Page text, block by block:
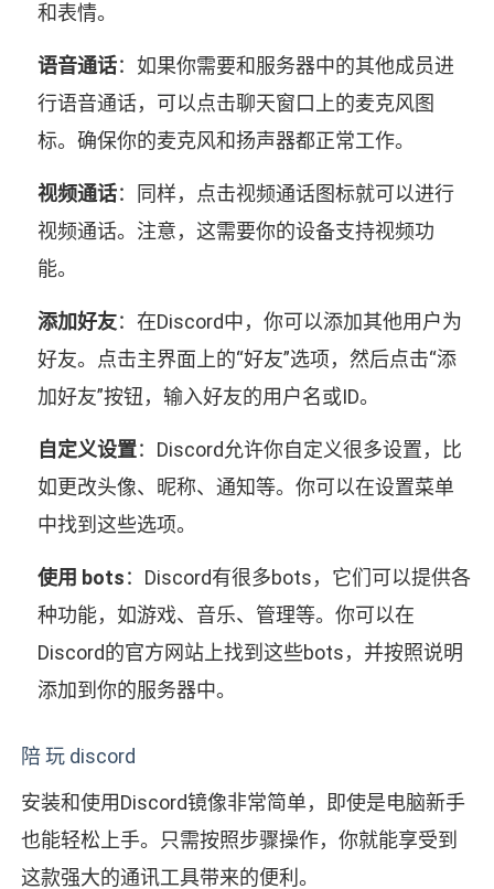
和表情。
语音通话：如果你需要和服务器中的其他成员进
行语音通话，可以点击聊天窗口上的麦克风图
标。确保你的麦克风和扬声器都正常工作。
视频通话：同样，点击视频通话图标就可以进行
视频通话。注意，这需要你的设备支持视频功
能。
添加好友：在Discord中，你可以添加其他用户为
好友。点击主界面上的“好友”选项，然后点击“添
加好友”按钮，输入好友的用户名或ID。
自定义设置：Discord允许你自定义很多设置，比
如更改头像、昵称、通知等。你可以在设置菜单
中找到这些选项。
使用 bots：Discord有很多bots，它们可以提供各
种功能，如游戏、音乐、管理等。你可以在
Discord的官方网站上找到这些bots，并按照说明
添加到你的服务器中。
陪 玩 discord
安装和使用Discord镜像非常简单，即使是电脑新手
也能轻松上手。只需按照步骤操作，你就能享受到
这款强大的通讯工具带来的便利。